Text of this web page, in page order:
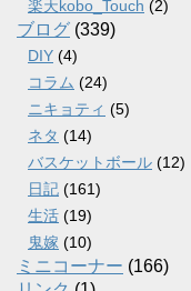
楽天kobo_Touch (2)
ブログ (339)
DIY (4)
コラム (24)
ニキョティ (5)
ネタ (14)
バスケットボール (12)
日記 (161)
生活 (19)
鬼嫁 (10)
ミニコーナー (166)